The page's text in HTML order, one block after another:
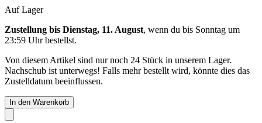
Auf Lager
Zustellung bis Dienstag, 11. August, wenn du bis Sonntag um
23:59 Uhrbestellst.
Von diesem Artikel sind nur noch 24 Stück in unserem Lager.
Nachschub ist unterwegs! Falls mehr bestellt wird, könnte dies das
Zustelldatum beeinflussen.
In den Warenkorb